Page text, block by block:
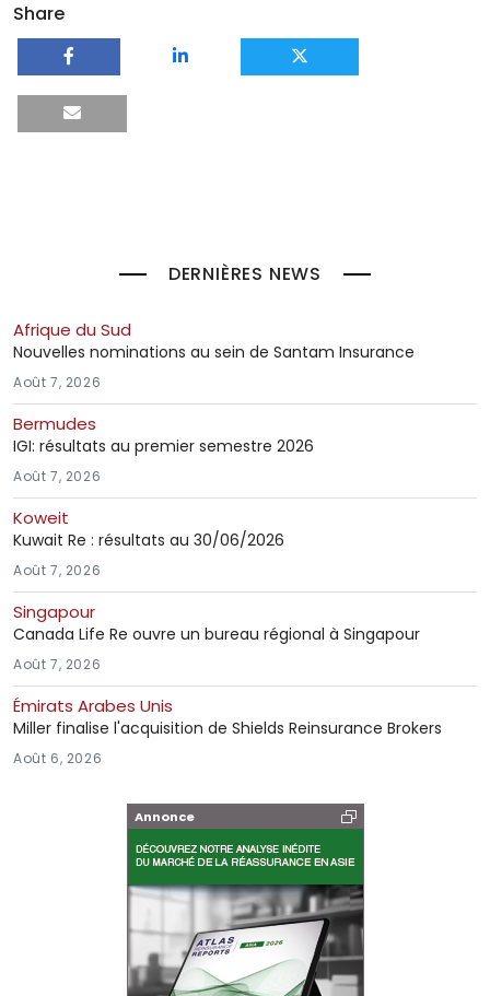
Share
DERNIÈRES NEWS
Afrique du Sud
Nouvelles nominations au sein de Santam Insurance
Août 7, 2026
Bermudes
IGI: résultats au premier semestre 2026
Août 7, 2026
Koweit
Kuwait Re : résultats au 30/06/2026
Août 7, 2026
Singapour
Canada Life Re ouvre un bureau régional à Singapour
Août 7, 2026
Émirats Arabes Unis
Miller finalise l'acquisition de Shields Reinsurance Brokers
Août 6, 2026
Annonce